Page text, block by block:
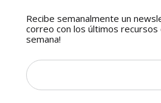
Recibe semanalmente un
correo con los últimos recursos
semana!